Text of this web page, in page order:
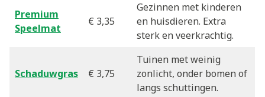
Premium
Speelmat
€ 3,35
Gezinnen met kinderen
en huisdieren. Extra
sterk en veerkrachtig.
Schaduwgras € 3,75
Tuinen met weinig
zonlicht, onder bomen of
langs schuttingen.